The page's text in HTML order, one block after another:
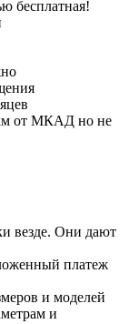
бесплатная!
от МКАД но не
везде. Они дают
платеж
и моделей
и